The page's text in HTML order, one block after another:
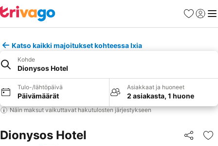
Suosikit
Katso kaikki majoitukset kohteessa Ixia
Kohde
Dionysos Hotel
Tulo-/lähtöpäivä
Päivämäärät
Asiakkaat ja huoneet
2 asiakasta, 1 huone
Näin maksut vaikuttavat hakutulosten järjestykseen
Dionysos Hotel Jaa